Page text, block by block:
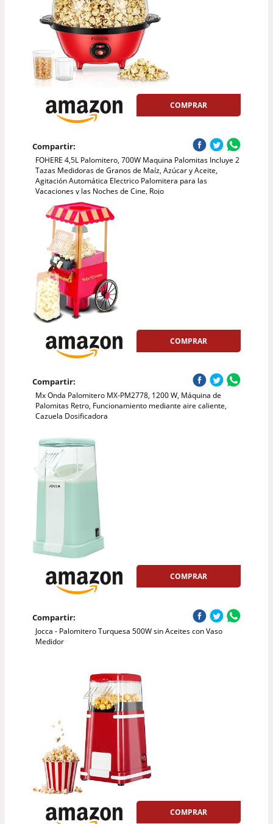
COMPRAR
Compartir:
FOHERE 4,5L Palomitero, 700W Maquina Palomitas Incluye 2
Tazas Medidoras de Granos de Maíz, Azúcar y Aceite,
Agitación Automática Electrico Palomitera para las
Vacaciones y las Noches de Cine, Rojo
COMPRAR
Compartir:
Mx Onda Palomitero MX-PM2778, 1200 W, Máquina de
Palomitas Retro, Funcionamiento mediante aire caliente,
Cazuela Dosificadora
COMPRAR
Compartir:
Jocca - Palomitero Turquesa 500W sin Aceites con Vaso
Medidor
COMPRAR